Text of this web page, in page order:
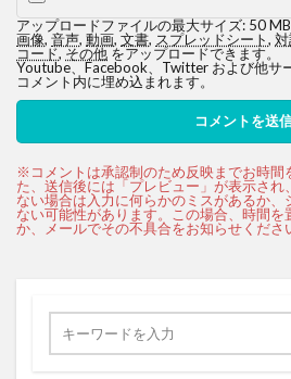
アップロードファイルの最大サイズ: 50 MB
画像, 音声, 動画, 文書, スプレッドシート,
コード,その他をアップロードできます。
Youtube、Facebook、Twitter および他サ
コメント内に埋め込まれます。